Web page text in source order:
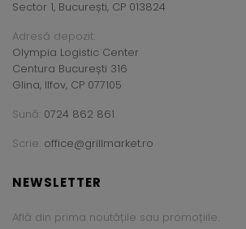
Sector 1, București, CP 013824
Adresă depozit:
Olympia Logistic Center
Centura București 316
Glina, Ilfov, CP 077105
Sună: 0724 862 861
Scrie: office@grillmarket.ro
NEWSLETTER
Află din prima noutățile sau promoțiile.